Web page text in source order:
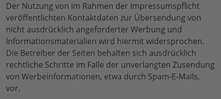
Der Nutzung von im Rahmen der Impressumspflicht
veröffentlichten Kontaktdaten zur Übersendung von
nicht ausdrücklich angeforderter Werbung und
Informationsmaterialien wird hiermit widersprochen.
Die Betreiber der Seiten behalten sich ausdrücklich
rechtliche Schritte im Falle der unverlangten Zusendung
von Werbeinformationen, etwa durch Spam-E-Mails,
vor.